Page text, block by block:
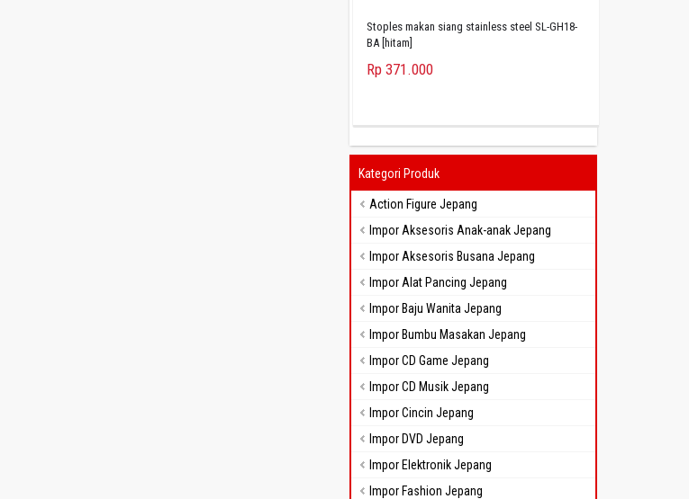
Stoples makan siang stainless steel SL-GH18-
BA [hitam]
Rp 371.000
Kategori Produk
Action Figure Jepang
Impor Aksesoris Anak-anak Jepang
Impor Aksesoris Busana Jepang
Impor Alat Pancing Jepang
Impor Baju Wanita Jepang
Impor Bumbu Masakan Jepang
Impor CD Game Jepang
Impor CD Musik Jepang
Impor Cincin Jepang
Impor DVD Jepang
Impor Elektronik Jepang
Impor Fashion Jepang